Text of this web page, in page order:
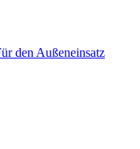
den Außeneinsatz